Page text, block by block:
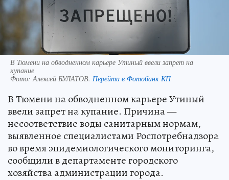
В Тюмени на обводненном карьере Утиный ввели запрет на
купание
Фото: Алексей БУЛАТОВ. Перейти в Фотобанк КП
В Тюмени на обводненном карьере Утиный
ввели запрет на купание. Причина —
несоответствие воды санитарным нормам,
выявленное специалистами Роспотребнадзора
во время эпидемиологического мониторинга,
сообщили в департаменте городского
хозяйства администрации города.